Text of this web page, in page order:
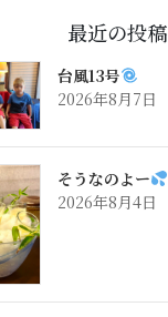
最近の投稿
台風13号
2026年8月7日
そうなのよー
2026年8月4日